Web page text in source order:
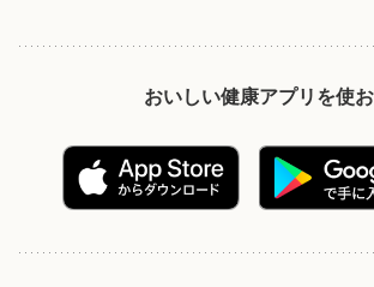
おいしい健康アプリを使